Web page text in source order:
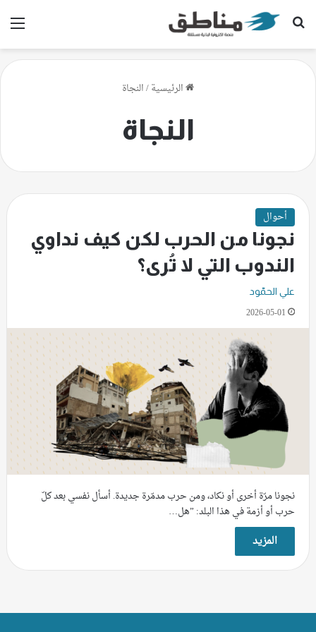
بحث عن
الرئيسية/النجاة
النجاة
أحوال
نجونا من الحرب لكن كيف نداوي
الندوب التي لا تُرى؟
علي الحمّود
2026-05-01
نجونا مرّة أخرى أو نكاد، ومن حرب مدمّرة جديدة. أسأل نفسي بعد كلّ
حرب أو أزمة في هذا البلد: ”هل…
المزيد